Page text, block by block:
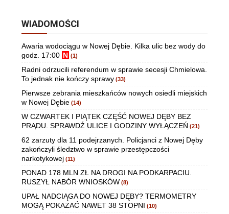
WIADOMOŚCI
Awaria wodociągu w Nowej Dębie. Kilka ulic bez wody do
godz. 17:00 N (1)
Radni odrzucili referendum w sprawie secesji Chmielowa.
To jednak nie kończy sprawy (33)
Pierwsze zebrania mieszkańców nowych osiedli miejskich
w Nowej Dębie (14)
W CZWARTEK I PIĄTEK CZĘŚĆ NOWEJ DĘBY BEZ
PRĄDU. SPRAWDŹ ULICE I GODZINY WYŁĄCZEŃ (21)
62 zarzuty dla 11 podejrzanych. Policjanci z Nowej Dęby
zakończyli śledztwo w sprawie przestępczości
narkotykowej (11)
PONAD 178 MLN ZŁ NA DROGI NA PODKARPACIU.
RUSZYŁ NABÓR WNIOSKÓW (8)
UPAŁ NADCIĄGA DO NOWEJ DĘBY? TERMOMETRY
MOGĄ POKAZAĆ NAWET 38 STOPNI (10)